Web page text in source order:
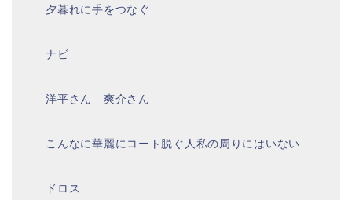
夕暮れに手をつなぐ
ナビ
洋平さん 爽介さん
こんなに華麗にコート脱ぐ人私の周りにはいない
ドロス